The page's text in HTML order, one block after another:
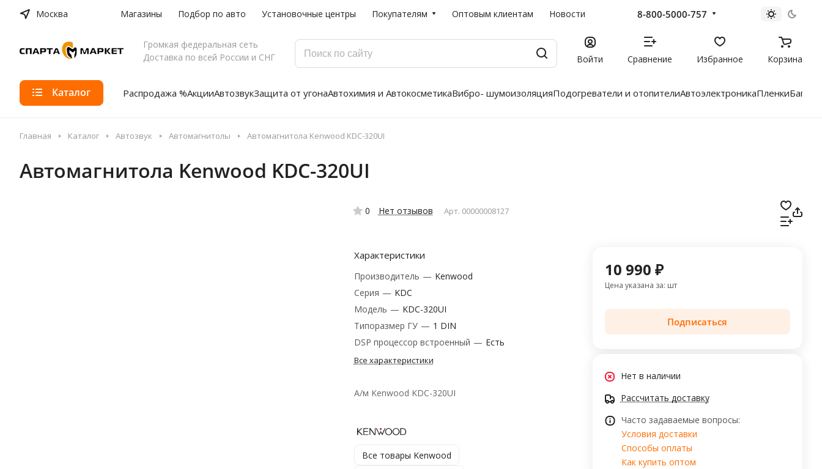
Москва Магазины Подбор по авто Установочные центры Покупателям Оптовым клиентам Новости 8-800-5000-757
Громкая федеральная сеть
Доставка по всей России и СНГ
Войти Сравнение Избранное Корзина
Каталог Распродажа %АкцииАвтозвукЗащита от угонаАвтохимия и АвтокосметикаВибро- шумоизоляцияПодогреватели и отопителиАвтоэлектроникаПленки
Главная Каталог Автозвук Автомагнитолы Автомагнитола Kenwood KDC-320UI
Автомагнитола Kenwood KDC-320UI
0 Нет отзывов Арт. 00000008127
Характеристики
Производитель — Kenwood
Серия — KDC
Модель — KDC-320UI
Типоразмер ГУ — 1 DIN
DSP процессор встроенный — Есть
Все характеристики
А/м Kenwood KDC-320UI
Все товары Kenwood
10 990 ₽
Цена указана за: шт
Подписаться
Нет в наличии
Рассчитать доставку
Часто задаваемые вопросы:
Условия доставки
Способы оплаты
Как купить оптом